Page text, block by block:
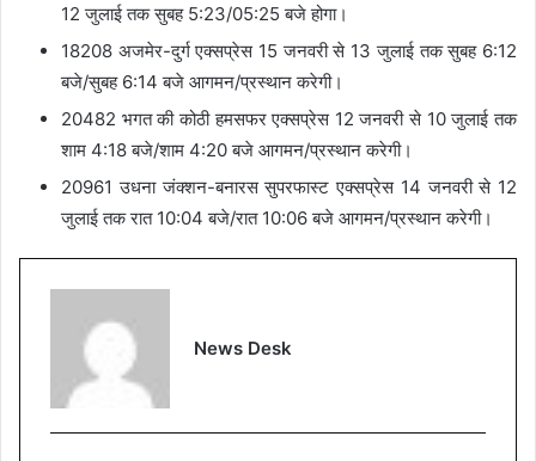
12 जुलाई तक सुबह 5:23/05:25 बजे होगा।
18208 अजमेर-दुर्ग एक्सप्रेस 15 जनवरी से 13 जुलाई तक सुबह 6:12
बजे/सुबह 6:14 बजे आगमन/प्रस्थान करेगी।
20482 भगत की कोठी हमसफर एक्सप्रेस 12 जनवरी से 10 जुलाई तक
शाम 4:18 बजे/शाम 4:20 बजे आगमन/प्रस्थान करेगी।
20961 उधना जंक्शन-बनारस सुपरफास्ट एक्सप्रेस 14 जनवरी से 12
जुलाई तक रात 10:04 बजे/रात 10:06 बजे आगमन/प्रस्थान करेगी।
News Desk